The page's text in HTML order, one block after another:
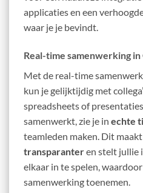
applicaties en een
waar je je bevindt.
Real-time samenwerking
Met de real-time
kun je gelijktijdig met
spreadsheets of
samenwerkt, zie je in echte
teamleden maken. Dit
transparanteren stelt jullie
elkaar in te spelen,
samenwerking toenemen.